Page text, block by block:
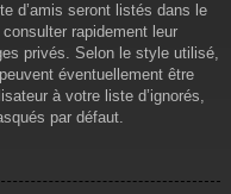
d’amis seront listés dans le
rapidement leur
privés. Selon le style utilisé,
éventuellement être
à votre liste d’ignorés,
par défaut.